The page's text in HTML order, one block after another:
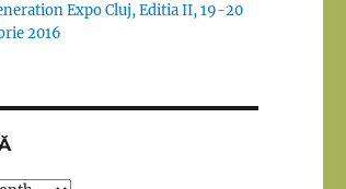
Expo Cluj, Editia II, 19-20
2016